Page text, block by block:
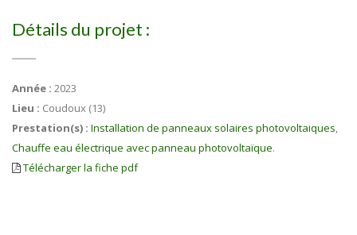
Détails du projet :
Année : 2023
Lieu : Coudoux (13)
Prestation(s) : Installation de panneaux solaires photovoltaiques,
Chauffe eau électrique avec panneau photovoltaïque.
Télécharger la fiche pdf